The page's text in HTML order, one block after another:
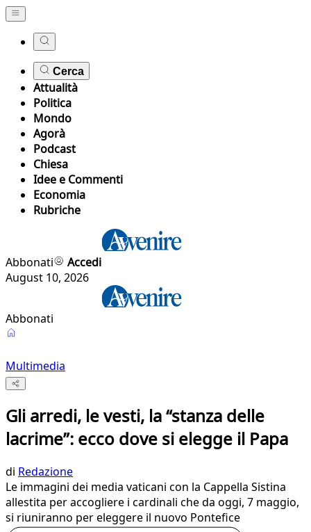
Cerca
Attualità
Politica
Mondo
Agorà
Podcast
Chiesa
Idee e Commenti
Economia
Rubriche
Abbonati
Accedi
August 10, 2026
Abbonati
Multimedia
Gli arredi, le vesti, la “stanza delle
lacrime”: ecco dove si elegge il Papa
di Redazione
Le immagini dei media vaticani con la Cappella Sistina
allestita per accogliere i cardinali che da oggi, 7 maggio,
si riuniranno per eleggere il nuovo Pontefice